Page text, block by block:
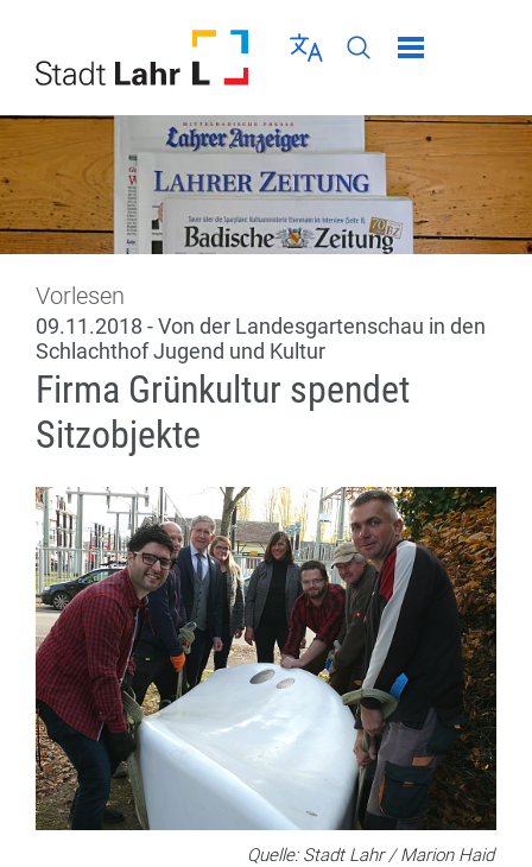
Sprache wählen
Seiten-Suche
Menü schließen
Vorlesen
09.11.2018 - Von der Landesgartenschau in den
Schlachthof Jugend und Kultur
Firma Grünkultur spendet
Sitzobjekte
Quelle: Stadt Lahr / Marion Haid